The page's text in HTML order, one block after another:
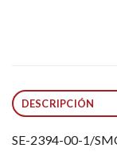
DESCRIPCIÓN
SE-2394-00-1/